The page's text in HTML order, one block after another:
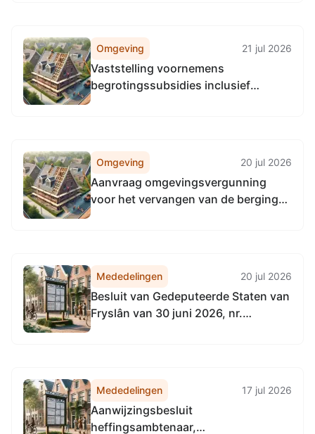
Omgeving 21 jul 2026
Vaststelling voornemens
begrotingssubsidies inclusief
Omgeving 20 jul 2026
Aanvraag omgevingsvergunning
voor het vervangen van de berging
2026-038741)
Mededelingen 20 jul 2026
Besluit van Gedeputeerde Staten van
Fryslân van 30 juni 2026, nr.
Fryslân 2026
Mededelingen 17 jul 2026
Aanwijzingsbesluit
heffingsambtenaar,